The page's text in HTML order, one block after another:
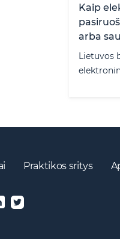
Kaip
arba
Lietuvos
Praktikos sritys